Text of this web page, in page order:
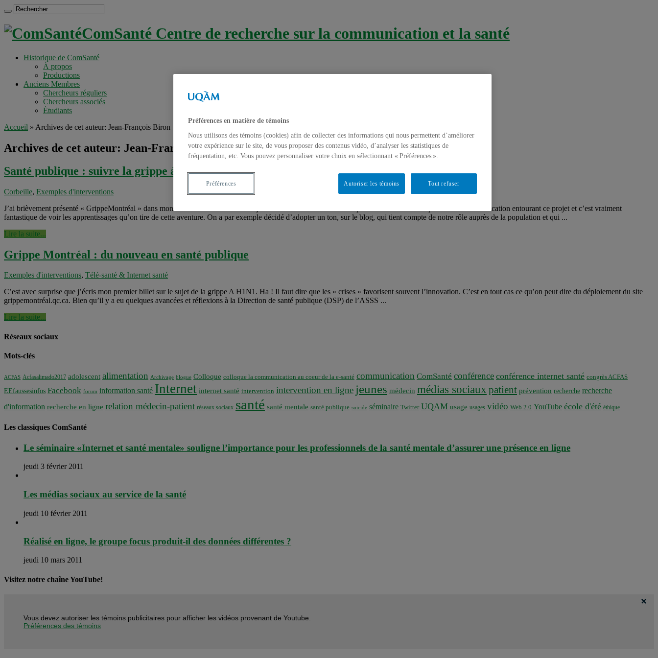
ComSanté Centre de recherche sur la communication et la santé
Historique de ComSanté
À propos
Productions
Anciens Membres
Chercheurs réguliers
Chercheurs associés
Étudiants
Accueil » Archives de cet auteur: Jean-François Biron
Archives de cet auteur: Jean-François Biron
Santé publique : suivre la grippe à Montréal prise 2
Corbeille, Exemples d'interventions
J’ai brièvement présenté « GrippeMontréal » dans mon dernier billet. J’arrive tout juste d’une rencontre informelle portant sur différents aspects de la communication entourant ce projet et c’est vraiment
fantastique de voir les apprentissages qu’on tire de cette aventure. On a par exemple décidé d’adopter un ton, sur le blog, qui tient compte de notre rôle auprès de la population et qui ...
Lire la suite...
Grippe Montréal : du nouveau en santé publique
Exemples d'interventions, Télé-santé & Internet santé
C’est avec surprise que j’écris mon premier billet sur le sujet de la grippe A H1N1. Ha ! Il faut dire que les « crises » favorisent souvent l’innovation. C’est en tout cas ce qu’on peut dire du déploiement du site
grippemontréal.qc.ca. Bien qu’il y a eu quelques avancées et réflexions à la Direction de santé publique (DSP) de l’ASSS ...
Lire la suite...
Réseaux sociaux
Mots-clés
ACFAS Acfasalimado2017 adolescent alimentation Archivage blogue Colloque colloque la communication au coeur de la e-santé communication ComSanté conférence conférence internet santé congrès ACFAS
EEfaussesinfos Facebook forum information santé Internet internet santé intervention intervention en ligne jeunes médecin médias sociaux patient prévention recherche recherche
d'information recherche en ligne relation médecin-patient réseaux sociaux santé santé mentale santé publique suicide séminaire Twitter UQAM usage usages vidéo Web 2.0 YouTube école d'été éthique
Les classiques ComSanté
Le séminaire «Internet et santé mentale» souligne l’importance pour les professionnels de la santé mentale d’assurer une présence en ligne
jeudi 3 février 2011
Les médias sociaux au service de la santé
jeudi 10 février 2011
Réalisé en ligne, le groupe focus produit-il des données différentes ?
jeudi 10 mars 2011
Visitez notre chaîne YouTube!
Vous devez autoriser les témoins publicitaires pour afficher les vidéos provenant de Youtube.
Préférences des témoins
Préférences en matière de témoins
Nous utilisons des témoins (cookies) afin de collecter des informations qui nous permettent d’améliorer
votre expérience sur le site, de vous proposer des contenus vidéo, d’analyser les statistiques de
fréquentation, etc. Vous pouvez personnaliser votre choix en sélectionnant « Préférences ».
Tout refuser
Autoriser les témoins
Préférences